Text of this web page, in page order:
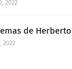
2022
de
2022